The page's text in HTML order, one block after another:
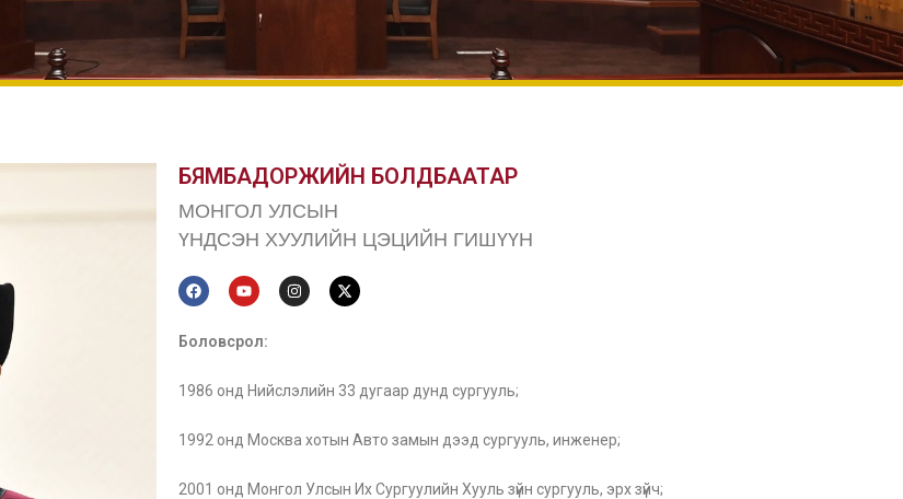
БЯМБАДОРЖИЙН БОЛДБААТАР
МОНГОЛ УЛСЫН
ҮНДСЭН ХУУЛИЙН ЦЭЦИЙН ГИШҮҮН
Боловсрол:
1986 онд Нийслэлийн 33 дугаар дунд сургууль;
1992 онд Москва хотын Авто замын дээд сургууль, инженер;
2001 онд Монгол Улсын Их Сургуулийн Хууль зүйн сургууль, эрх зүйч;